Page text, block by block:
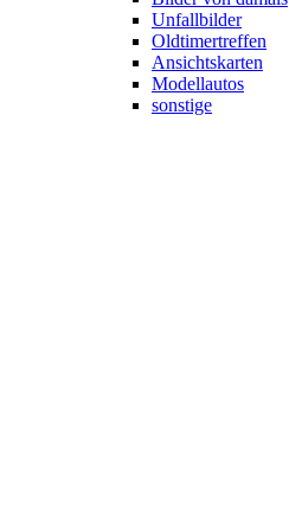
Unfallbilder
Oldtimertreffen
Ansichtskarten
Modellautos
sonstige